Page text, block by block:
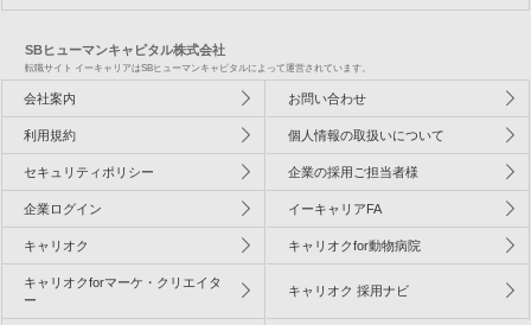
SBヒューマンキャピタル株式会社
転職サイト イーキャリアはSBヒューマンキャピタルによって運営されています。
会社案内 お問い合わせ
利用規約 個人情報の取扱いについて
セキュリティポリシー 企業の採用ご担当者様
企業ログイン イーキャリアFA
キャリオク キャリオクfor動物病院
キャリオクforマーケ・クリエイタ
ー
キャリオク 採用ナビ